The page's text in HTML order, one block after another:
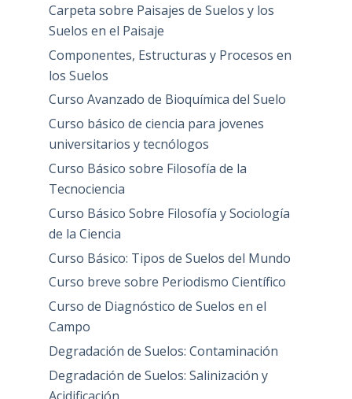
Carpeta sobre Paisajes de Suelos y los
Suelos en el Paisaje
Componentes, Estructuras y Procesos en
los Suelos
Curso Avanzado de Bioquímica del Suelo
Curso básico de ciencia para jovenes
universitarios y tecnólogos
Curso Básico sobre Filosofía de la
Tecnociencia
Curso Básico Sobre Filosofía y Sociología
de la Ciencia
Curso Básico: Tipos de Suelos del Mundo
Curso breve sobre Periodismo Científico
Curso de Diagnóstico de Suelos en el
Campo
Degradación de Suelos: Contaminación
Degradación de Suelos: Salinización y